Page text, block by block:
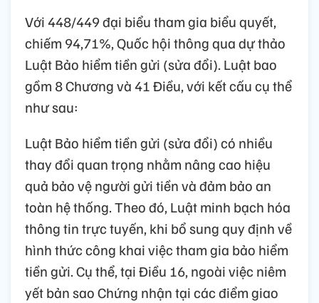
Với 448/449 đại biểu tham gia biểu quyết,
chiếm 94,71%, Quốc hội thông qua dự thảo
Luật Bảo hiểm tiền gửi (sửa đổi). Luật bao
gồm 8 Chương và 41 Điều, với kết cấu cụ thể
như sau:
Luật Bảo hiểm tiền gửi (sửa đổi) có nhiều
thay đổi quan trọng nhằm nâng cao hiệu
quả bảo vệ người gửi tiền và đảm bảo an
toàn hệ thống. Theo đó, Luật minh bạch hóa
thông tin trực tuyến, khi bổ sung quy định về
hình thức công khai việc tham gia bảo hiểm
tiền gửi. Cụ thể, tại Điều 16, ngoài việc niêm
yết bản sao Chứng nhận tại các điểm giao